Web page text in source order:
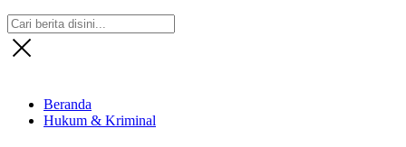
Beranda
Hukum & Kriminal